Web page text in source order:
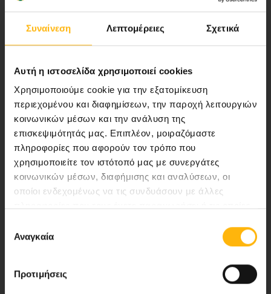
Συναίνεση Λεπτομέρειες Σχετικά
Αυτή η ιστοσελίδα χρησιμοποιεί cookies
Χρησιμοποιούμε cookie για την εξατομίκευση
περιεχομένου και διαφημίσεων, την παροχή λειτουργιών
κοινωνικών μέσων και την ανάλυση της
επισκεψιμότητάς μας. Επιπλέον, μοιραζόμαστε
πληροφορίες που αφορούν τον τρόπο που
χρησιμοποιείτε τον ιστότοπό μας με συνεργάτες
κοινωνικών μέσων, διαφήμισης και αναλύσεων, οι
οποίοι ενδεχομένως να τις συνδυάσουν με άλλες
των υπηρεσιών τους.
συγκατάθεσης
Αναγκαία
Προτιμήσεις
ποιότητας ολοκληρωμένες υπηρεσίες
Περιοχή Ιατρών
Εκδηλώσεις